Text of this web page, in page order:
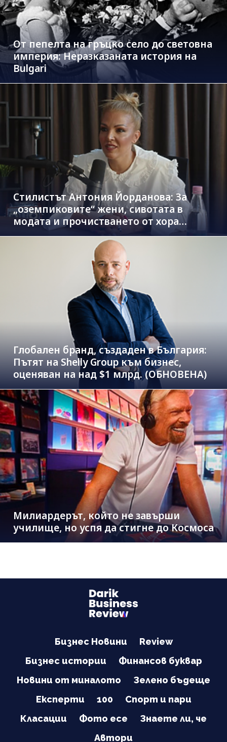
От пепелта на гръцко село до световна
империя: Неразказаната история на
Bulgari
Стилистът Антония Йорданова: За
„оземпиковите“ жени, сивотата в
модата и прочистването от хора
паразити
Глобален бранд, създаден в България:
Пътят на Shelly Group към бизнес,
оценяван на над $1 млрд. (ОБНОВЕНА)
Милиардерът, който не завърши
училище, но успя да стигне до Космоса
Бизнес Новини
Review
Бизнес истории
Финансов буквар
Новини от миналото
Зелено бъдеще
Експерти
100
Спорт и пари
Класации
Фото есе
Знаете ли, че
Автори